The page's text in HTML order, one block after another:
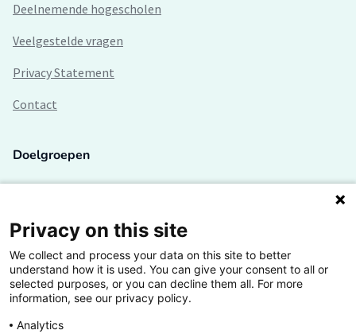
Deelnemende hogescholen
Veelgestelde vragen
Privacy Statement
Contact
Doelgroepen
Lectoren en onderzoekers
Bedrijven
Hogescholen
Privacy on this site
We collect and process your data on this site to better
understand how it is used. You can give your consent to all or
selected purposes, or you can decline them all. For more
information, see our privacy policy.
Analytics